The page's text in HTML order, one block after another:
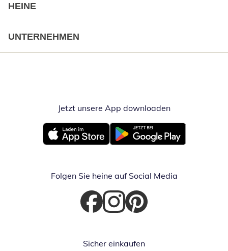
HEINE
UNTERNEHMEN
Jetzt unsere App downloadenÖffnet in
Öffnet in neuem FensterÖffnet in neuem Fenster
Folgen Sie heine auf Social Media
Öffnet in neuem Fenster
Öffnet in neuem Fenster
Öffnet in neuem Fenster
Sicher einkaufen